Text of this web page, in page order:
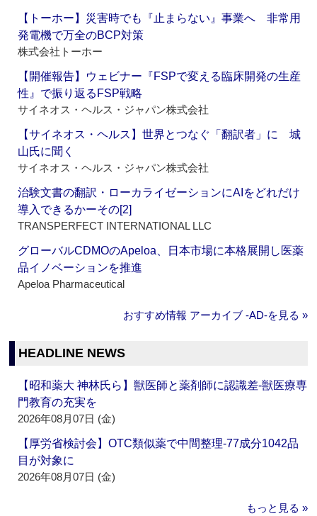
【トーホー】災害時でも『止まらない』事業へ 非常用
発電機で万全のBCP対策
株式会社トーホー
【開催報告】ウェビナー『FSPで変える臨床開発の生産
性』で振り返るFSP戦略
サイネオス・ヘルス・ジャパン株式会社
【サイネオス・ヘルス】世界とつなぐ「翻訳者」に 城
山氏に聞く
サイネオス・ヘルス・ジャパン株式会社
治験文書の翻訳・ローカライゼーションにAIをどれだけ
導入できるかーその[2]
TRANSPERFECT INTERNATIONAL LLC
グローバルCDMOのApeloa、日本市場に本格展開し医薬
品イノベーションを推進
Apeloa Pharmaceutical
おすすめ情報 アーカイブ ‐AD‐を見る »
HEADLINE NEWS
【昭和薬大 神林氏ら】獣医師と薬剤師に認識差‐獣医療専
門教育の充実を
2026年08月07日 (金)
【厚労省検討会】OTC類似薬で中間整理‐77成分1042品
目が対象に
2026年08月07日 (金)
もっと見る »